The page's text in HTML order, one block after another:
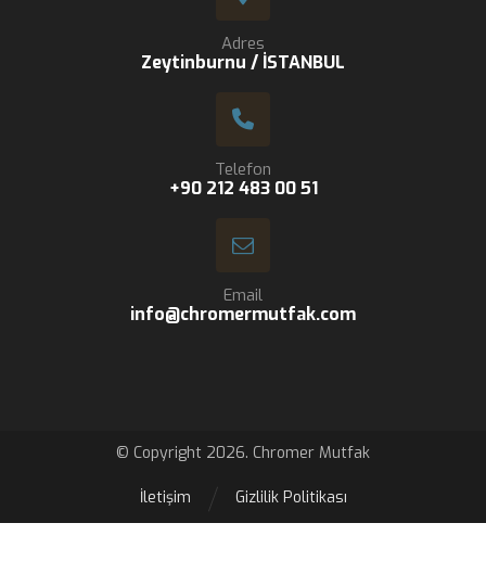
Adres
Zeytinburnu / İSTANBUL
Telefon
+90 212 483 00 51
Email
info@chromermutfak.com
© Copyright 2026. Chromer Mutfak
Gizlilik Politikası
İletişim